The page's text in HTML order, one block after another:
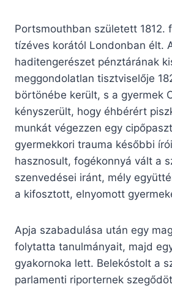
Portsmouthban született 1812.
tízéves korától Londonban élt.
haditengerészet pénztárának
meggondolatlan tisztviselője
börtönébe került, s a gyermek
kényszerült, hogy éhbérért
munkát végezzen egy
gyermekkori trauma későbbi
hasznosult, fogékonnyá vált a
szenvedései iránt, mély
a kifosztott, elnyomott
Apja szabadulása után egy
folytatta tanulmányait, majd
gyakornoka lett. Belekóstolt a
parlamenti riporternek